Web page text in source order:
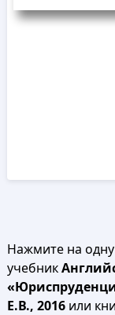
Нажмите на
учебник
Е.В., 2016или